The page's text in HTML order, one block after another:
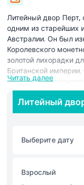
Литейный двор Перт,
одним из старейших
Австралии. Он был
Королевского
золотой лихорадки
Британской
приобрёл
которые помогли
Монетный двор
торговлю и бизнес
Перт всемирно
платину. Он
всего мира,
Читать далее
Литейный
Выберите дату
Взрослый